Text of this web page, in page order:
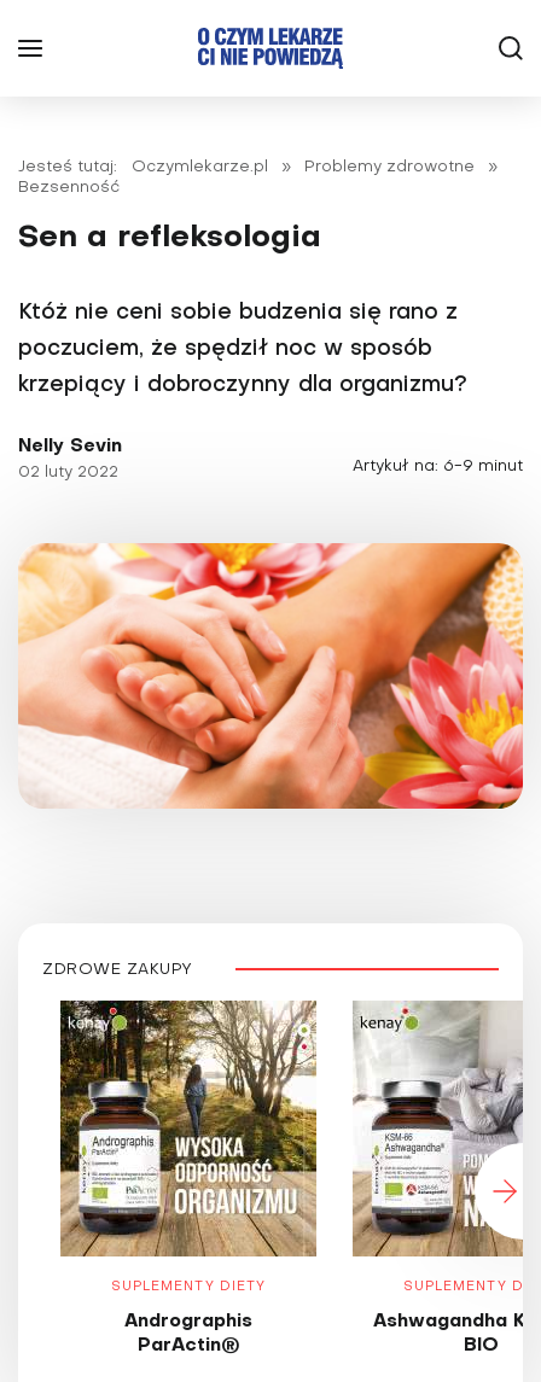
Jesteś tutaj: Oczymlekarze.pl » Problemy zdrowotne
»
Bezsenność
Sen a refleksologia
Któż nie ceni sobie budzenia się rano z
poczuciem, że spędził noc w sposób
krzepiący i dobroczynny dla organizmu?
Nelly Sevin
02 luty 2022 Artykuł na: 6-9 minut
ZDROWE ZAKUPY
SUPLEMENTY DIETY
Andrographis
ParActin®
SUPLEMENTY
Ashwagandha
BIO